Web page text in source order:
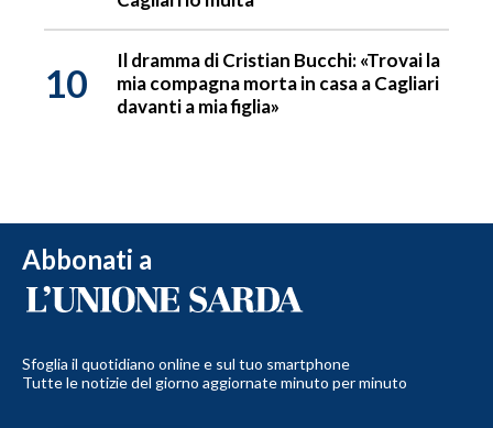
10
Il dramma di Cristian Bucchi: «Trovai la
mia compagna morta in casa a Cagliari
davanti a mia figlia»
Abbonati a
Sfoglia il quotidiano online e sul tuo smartphone
Tutte le notizie del giorno aggiornate minuto per minuto